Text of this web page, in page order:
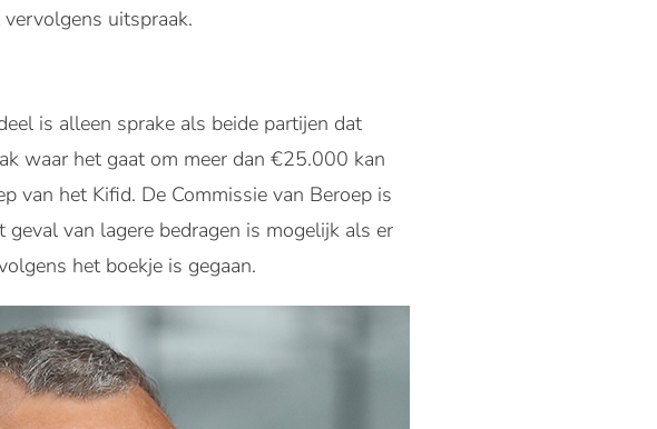
uitspraak.
is alleen sprake als beide partijen dat
waar het gaat om meer dan €25.000 kan
van het Kifid. De Commissie van Beroep is
van lagere bedragen is mogelijk als er
het boekje is gegaan.